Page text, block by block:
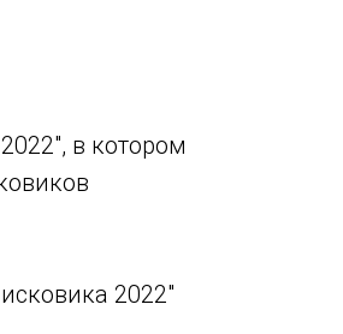
в котором
2022"